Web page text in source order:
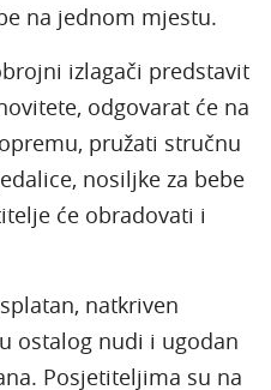
na jednom mjestu.
izlagači predstavit
odgovarat će na
pružati stručnu
nosiljke za bebe
će obradovati i
natkriven
ostalog nudi i ugodan
Posjetiteljima su na